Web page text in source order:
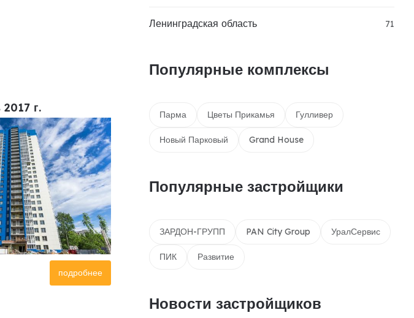
г.
подробнее
Ленинградская область 71
Популярные комплексы
Парма Цветы Прикамья Гулливер
Новый Парковый Grand House
Популярные застройщики
ЗАРДОН-ГРУПП PAN City Group УралСервис
ПИК Развитие
Новости застройщиков